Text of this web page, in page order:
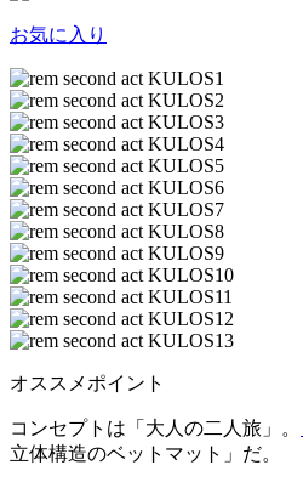
お気に入り
オススメポイント
コンセプトは「大人の二人旅」。
立体構造のベットマット」だ。